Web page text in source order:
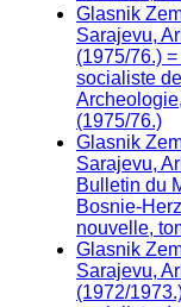
Glasnik
Sarajevu,
(1975/76.)
socialiste
(1975/76.)
Glasnik
Sarajevu,
Bulletin du
Bosnie-
nouvelle,
Glasnik
Sarajevu,
(1972/